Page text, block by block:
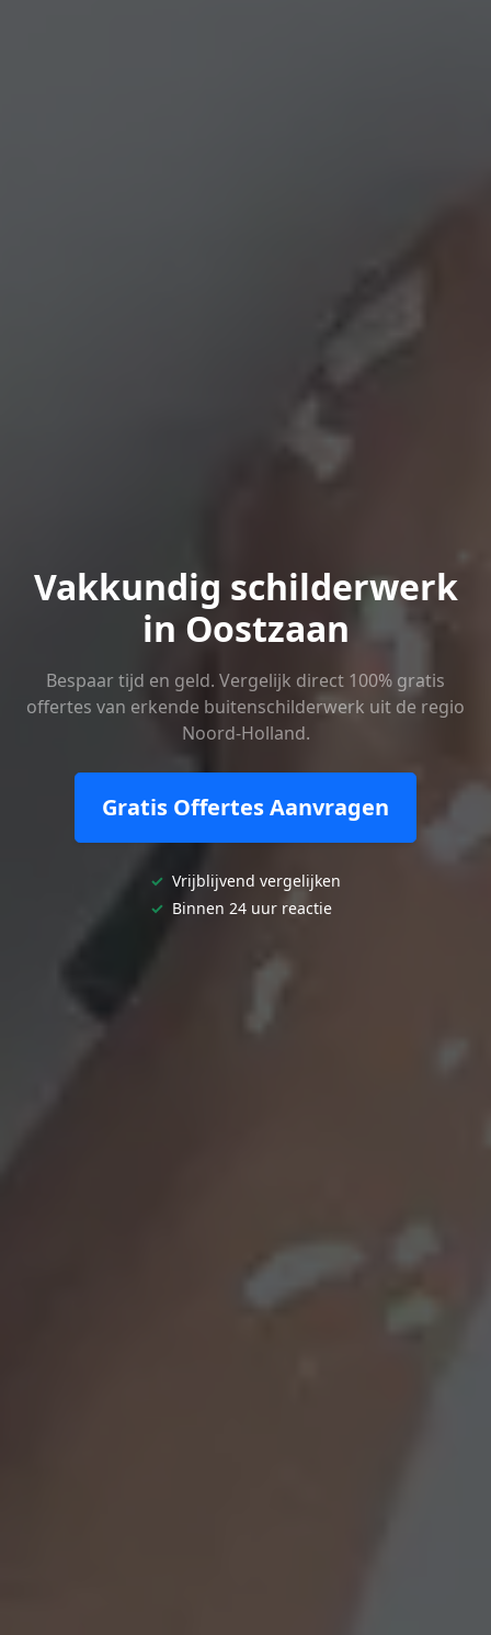
Vakkundig schilderwerk
in Oostzaan
Bespaar tijd en geld. Vergelijk direct 100% gratis
offertes van erkende buitenschilderwerk uit de regio
Noord-Holland.
Gratis Offertes Aanvragen
✓ Vrijblijvend vergelijken
✓ Binnen 24 uur reactie